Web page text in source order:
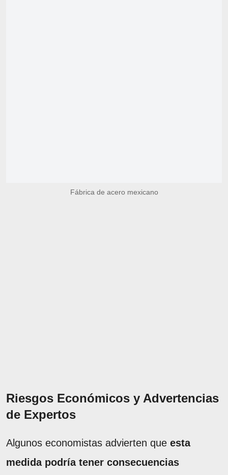
Fábrica de acero mexicano
Riesgos Económicos y Advertencias
de Expertos
Algunos economistas advierten que esta
medida podría tener consecuencias